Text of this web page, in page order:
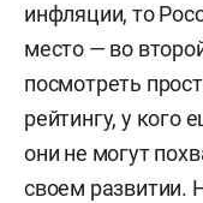
инфляции, то
место — во
посмотреть
рейтингу, у
они не могут
своем развитии.